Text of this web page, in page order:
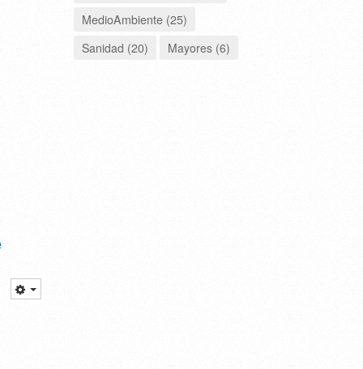
MedioAmbiente (25)
Sanidad (20)
Mayores (6)